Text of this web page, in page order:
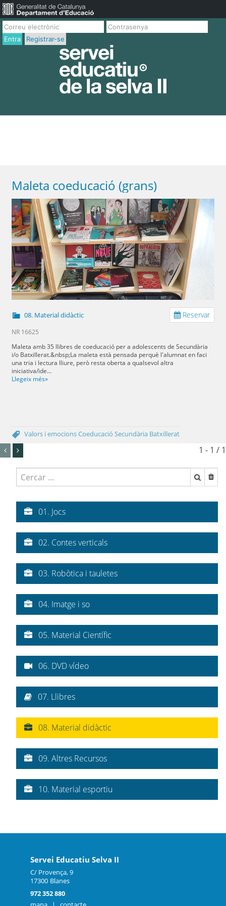
Entra Registrar-se
Maleta coeducació (grans)
Reservar
08. Material didàctic
NR 16625
Maleta amb 35 llibres de coeducació per a adolescents de Secundària
i/o Batxillerat.&nbsp;La maleta està pensada perquè l'alumnat en faci
una tria i lectura lliure, però resta oberta a qualsevol altra
iniciativa/ide...
Llegeix més»
Valors i emocionsCoeducacióSecundària Batxillerat
1 - 1 / 1
01. Jocs
02. Contes verticals
03. Robòtica i tauletes
04. Imatge i so
05. Material Científic
06. DVD vídeo
07. Llibres
08. Material didàctic
09. Altres Recursos
10. Material esportiu
Servei Educatiu Selva II
C/ Provença, 9
17300 Blanes
972 352 880